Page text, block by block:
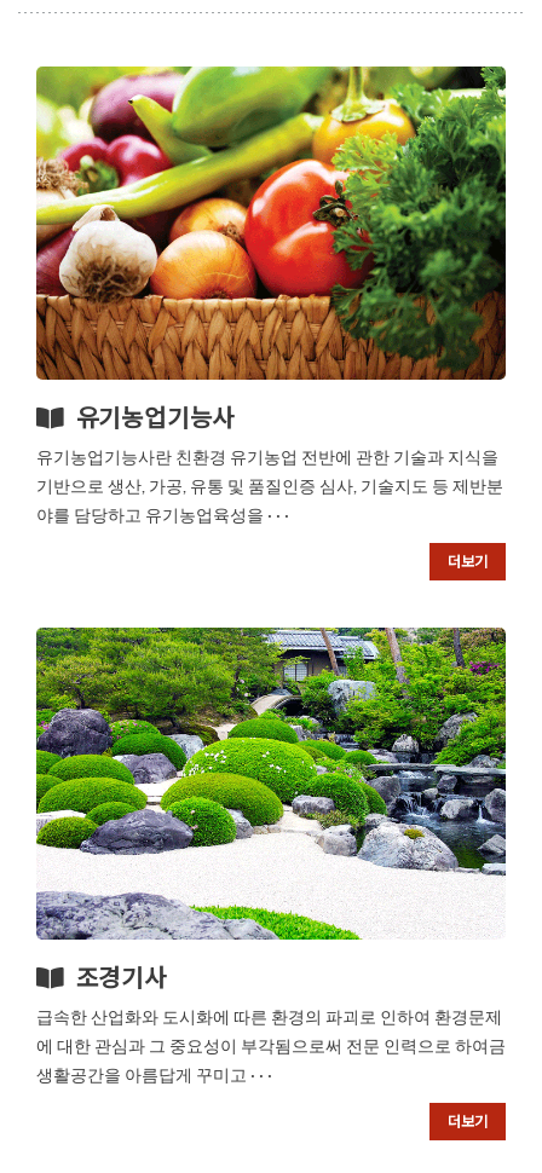
유기농업기능사
유기농업기능사란 친환경 유기농업 전반에 관한 기술과 지식을
기반으로 생산, 가공, 유통 및 품질인증 심사, 기술지도 등 제반분
야를 담당하고 유기농업육성을 · · ·
더보기
조경기사
급속한 산업화와 도시화에 따른 환경의 파괴로 인하여 환경문제
에 대한 관심과 그 중요성이 부각됨으로써 전문 인력으로 하여금
생활공간을 아름답게 꾸미고 · · ·
더보기